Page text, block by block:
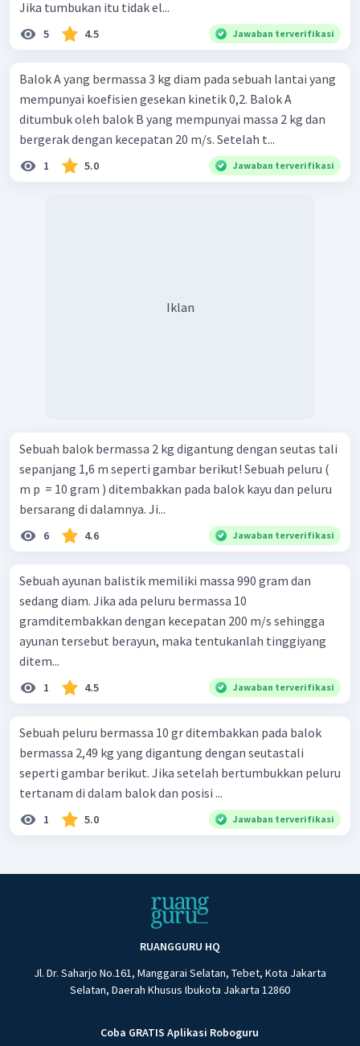
Jika tumbukan itu tidak el...
5 4.5 Jawaban terverifikasi
Balok A yang bermassa 3 kg diam pada sebuah lantai yang
mempunyai koefisien gesekan kinetik 0,2. Balok A
ditumbuk oleh balok B yang mempunyai massa 2 kg dan
bergerak dengan kecepatan 20 m/s. Setelah t...
1 5.0 Jawaban terverifikasi
Iklan
Sebuah balok bermassa 2 kg digantung dengan seutas tali
sepanjang 1,6 m seperti gambar berikut! Sebuah peluru (
m p ​ = 10 gram ) ditembakkan pada balok kayu dan peluru
bersarang di dalamnya. Ji...
6 4.6 Jawaban terverifikasi
Sebuah ayunan balistik memiliki massa 990 gram dan
sedang diam. Jika ada peluru bermassa 10
gramditembakkan dengan kecepatan 200 m/s sehingga
ayunan tersebut berayun, maka tentukanlah tinggiyang
ditem...
1 4.5 Jawaban terverifikasi
Sebuah peluru bermassa 10 gr ditembakkan pada balok
bermassa 2,49 kg yang digantung dengan seutastali
seperti gambar berikut. Jika setelah bertumbukkan peluru
tertanam di dalam balok dan posisi ...
1 5.0 Jawaban terverifikasi
RUANGGURU HQ
Jl. Dr. Saharjo No.161, Manggarai Selatan, Tebet, Kota Jakarta
Selatan, Daerah Khusus Ibukota Jakarta 12860
Coba GRATIS Aplikasi Roboguru